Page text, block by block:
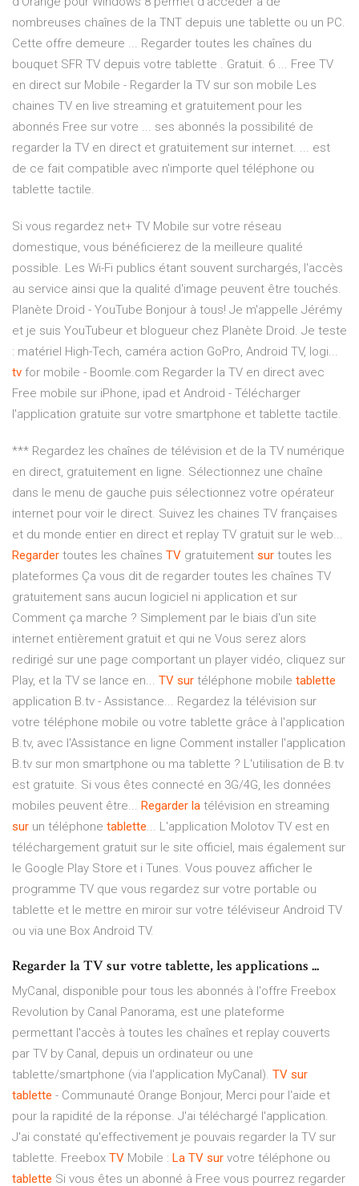
nombreuses chaînes de la TNT depuis une tablette ou un PC.
Cette offre demeure ... Regarder toutes les chaînes du
bouquet SFR TV depuis votre tablette . Gratuit. 6 ... Free TV
en direct sur Mobile - Regarder la TV sur son mobile Les
chaines TV en live streaming et gratuitement pour les
abonnés Free sur votre ... ses abonnés la possibilité de
regarder la TV en direct et gratuitement sur internet. ... est
de ce fait compatible avec n'importe quel téléphone ou
tablette tactile.
Si vous regardez net+ TV Mobile sur votre réseau
domestique, vous bénéficierez de la meilleure qualité
possible. Les Wi-Fi publics étant souvent surchargés, l'accès
au service ainsi que la qualité d'image peuvent être touchés.
Planète Droid - YouTube Bonjour à tous! Je m'appelle Jérémy
et je suis YouTubeur et blogueur chez Planète Droid. Je teste
: matériel High-Tech, caméra action GoPro, Android TV, logi...
tv for mobile - Boomle.com Regarder la TV en direct avec
Free mobile sur iPhone, ipad et Android - Télécharger
l'application gratuite sur votre smartphone et tablette tactile.
*** Regardez les chaînes de télévision et de la TV numérique
en direct, gratuitement en ligne. Sélectionnez une chaîne
dans le menu de gauche puis sélectionnez votre opérateur
internet pour voir le direct. Suivez les chaines TV françaises
et du monde entier en direct et replay TV gratuit sur le web...
Regarder toutes les chaînes TV gratuitement sur toutes les
plateformes Ça vous dit de regarder toutes les chaînes TV
gratuitement sans aucun logiciel ni application et sur
Comment ça marche ? Simplement par le biais d'un site
internet entièrement gratuit et qui ne Vous serez alors
redirigé sur une page comportant un player vidéo, cliquez sur
Play, et la TV se lance en... TV sur téléphone mobile tablette
application B.tv - Assistance... Regardez la télévision sur
votre téléphone mobile ou votre tablette grâce à l'application
B.tv, avec l'Assistance en ligne Comment installer l'application
B.tv sur mon smartphone ou ma tablette ? L'utilisation de B.tv
est gratuite. Si vous êtes connecté en 3G/4G, les données
mobiles peuvent être... Regarder la télévision en streaming
sur un téléphone tablette... L'application Molotov TV est en
téléchargement gratuit sur le site officiel, mais également sur
le Google Play Store et i Tunes. Vous pouvez afficher le
programme TV que vous regardez sur votre portable ou
tablette et le mettre en miroir sur votre téléviseur Android TV
ou via une Box Android TV.
Regarder la TV sur votre tablette, les applications ...
MyCanal, disponible pour tous les abonnés à l'offre Freebox
Revolution by Canal Panorama, est une plateforme
permettant l'accès à toutes les chaînes et replay couverts
par TV by Canal, depuis un ordinateur ou une
tablette/smartphone (via l'application MyCanal). TV sur
tablette - Communauté Orange Bonjour, Merci pour l'aide et
pour la rapidité de la réponse. J'ai téléchargé l'application.
J'ai constaté qu'effectivement je pouvais regarder la TV sur
tablette. Freebox TV Mobile : La TV sur votre téléphone ou
tablette Si vous êtes un abonné à Free vous pourrez regarder